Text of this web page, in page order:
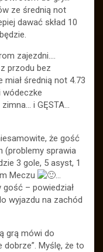
ze średnią not
dawać skład 10
zajezdni….
przodu bez
średnią not 4.73
wódeczke
i GĘSTA…
że gość
(problemy sprawia
3 gole, 5 asyst, 1
Meczu
…
– powiedział
wyjazdu na zachód
grą mówi do
dobrze”. Myślę, że to